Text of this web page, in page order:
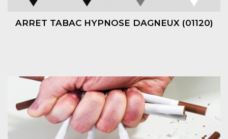
ARRET TABAC HYPNOSE DAGNEUX (01120)